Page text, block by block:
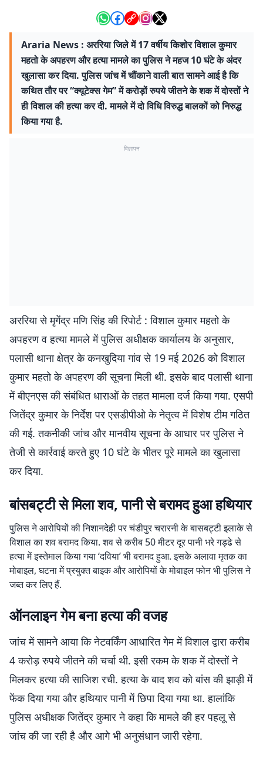
Araria News : अररिया जिले में 17 वर्षीय किशोर विशाल कुमार
महतो के अपहरण और हत्या मामले का पुलिस ने महज 10 घंटे के अंदर
खुलासा कर दिया. पुलिस जांच में चौंकाने वाली बात सामने आई है कि
कथित तौर पर “क्यूटेक्स गेम” में करोड़ों रुपये जीतने के शक में दोस्तों ने
ही विशाल की हत्या कर दी. मामले में दो विधि विरुद्ध बालकों को निरुद्ध
किया गया है.
विज्ञापन
अररिया से मृगेंद्र मणि सिंह की रिपोर्ट : विशाल कुमार महतो के
अपहरण व हत्या मामले में पुलिस अधीक्षक कार्यालय के अनुसार,
पलासी थाना क्षेत्र के कनखुदिया गांव से 19 मई 2026 को विशाल
कुमार महतो के अपहरण की सूचना मिली थी. इसके बाद पलासी थाना
में बीएनएस की संबंधित धाराओं के तहत मामला दर्ज किया गया. एसपी
जितेंद्र कुमार के निर्देश पर एसडीपीओ के नेतृत्व में विशेष टीम गठित
की गई. तकनीकी जांच और मानवीय सूचना के आधार पर पुलिस ने
तेजी से कार्रवाई करते हुए 10 घंटे के भीतर पूरे मामले का खुलासा
कर दिया.
बांसबट्टी से मिला शव, पानी से बरामद हुआ हथियार
पुलिस ने आरोपियों की निशानदेही पर चंडीपुर चरारनी के बासबट्टी इलाके से
विशाल का शव बरामद किया. शव से करीब 50 मीटर दूर पानी भरे गड्ढे से
हत्या में इस्तेमाल किया गया ‘दविया’ भी बरामद हुआ. इसके अलावा मृतक का
मोबाइल, घटना में प्रयुक्त बाइक और आरोपियों के मोबाइल फोन भी पुलिस ने
जब्त कर लिए हैं.
ऑनलाइन गेम बना हत्या की वजह
जांच में सामने आया कि नेटवर्किंग आधारित गेम में विशाल द्वारा करीब
4 करोड़ रुपये जीतने की चर्चा थी. इसी रकम के शक में दोस्तों ने
मिलकर हत्या की साजिश रची. हत्या के बाद शव को बांस की झाड़ी में
फेंक दिया गया और हथियार पानी में छिपा दिया गया था. हालांकि
पुलिस अधीक्षक जितेंद्र कुमार ने कहा कि मामले की हर पहलू से
जांच की जा रही है और आगे भी अनुसंधान जारी रहेगा.